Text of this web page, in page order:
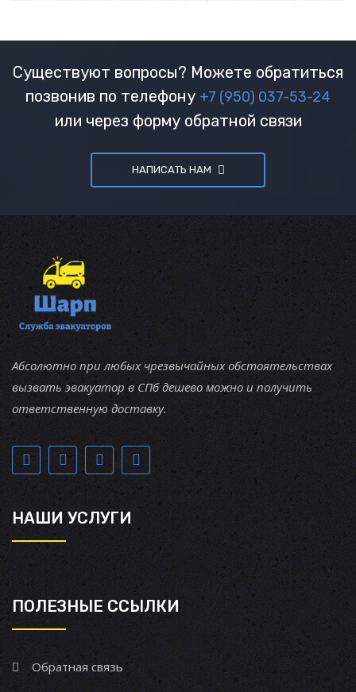
Существуют вопросы? Можете обратиться
позвонив по телефону +7 (950) 037-53-24
или через форму обратной связи
НАПИСАТЬ НАМ
Абсолютно при любых чрезвычайных обстоятельствах
вызвать эвакуатор в СПб дешево можно и получить
ответственную доставку.
НАШИ УСЛУГИ
ПОЛЕЗНЫЕ ССЫЛКИ
Обратная связь